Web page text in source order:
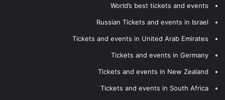
World’s best tickets and events
Russian Tickets and events in Israel
Tickets and events in United Arab Emirates
Tickets and events in Germany
Tickets and events in New Zealand
Tickets and events in South Africa